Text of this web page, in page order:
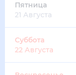
Пятница
21 Августа
Суббота
22 Августа